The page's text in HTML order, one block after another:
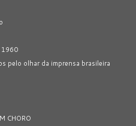
1960
pelo olhar da imprensa brasileira
CHORO